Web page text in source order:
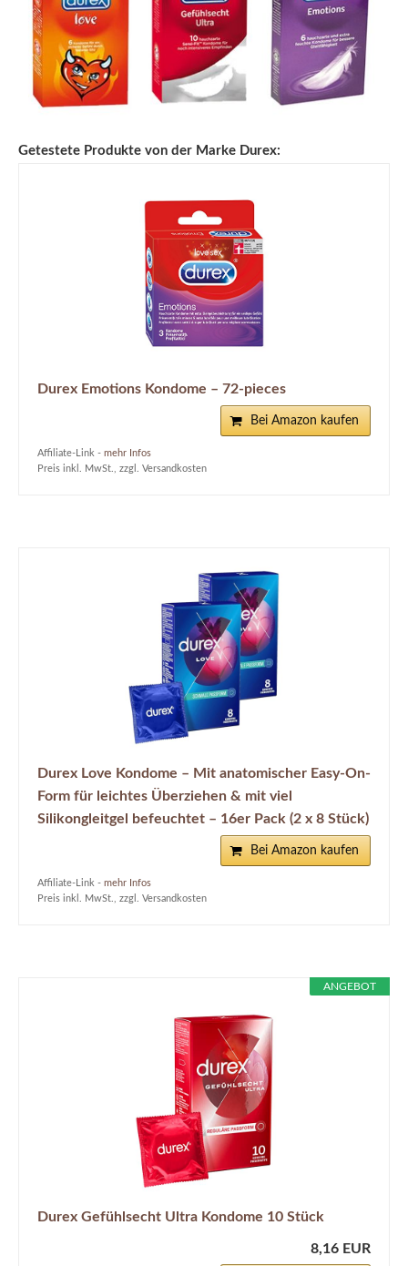
Getestete Produkte von der Marke Durex:
Durex Emotions Kondome – 72-pieces
Bei Amazon kaufen
Affiliate-Link - mehr Infos
Preis inkl. MwSt., zzgl. Versandkosten
Durex Love Kondome – Mit anatomischer Easy-On-
Form für leichtes Überziehen & mit viel
Silikongleitgel befeuchtet – 16er Pack (2 x 8 Stück)
Bei Amazon kaufen
Affiliate-Link - mehr Infos
Preis inkl. MwSt., zzgl. Versandkosten
ANGEBOT
Durex Gefühlsecht Ultra Kondome 10 Stück
8,16 EUR